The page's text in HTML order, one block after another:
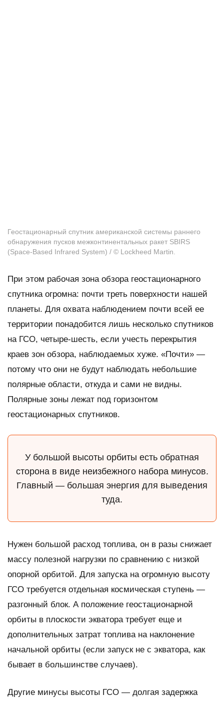
Геостационарный спутник американской системы раннего
обнаружения пусков межконтинентальных ракет SBIRS
(Space-Based Infrared System) / © Lockheed Martin.
При этом рабочая зона обзора геостационарного
спутника огромна: почти треть поверхности нашей
планеты. Для охвата наблюдением почти всей ее
территории понадобится лишь несколько спутников
на ГСО, четыре-шесть, если учесть перекрытия
краев зон обзора, наблюдаемых хуже. «Почти» —
потому что они не будут наблюдать небольшие
полярные области, откуда и сами не видны.
Полярные зоны лежат под горизонтом
геостационарных спутников.
У большой высоты орбиты есть обратная
сторона в виде неизбежного набора минусов.
Главный — большая энергия для выведения
туда.
Нужен большой расход топлива, он в разы снижает
массу полезной нагрузки по сравнению с низкой
опорной орбитой. Для запуска на огромную высоту
ГСО требуется отдельная космическая ступень —
разгонный блок. А положение геостационарной
орбиты в плоскости экватора требует еще и
дополнительных затрат топлива на наклонение
начальной орбиты (если запуск не с экватора, как
бывает в большинстве случаев).
Другие минусы высоты ГСО — долгая задержка